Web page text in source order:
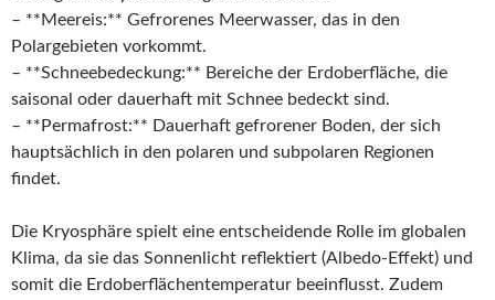
– **Meereis:** Gefrorenes Meerwasser, das in den
Polargebieten vorkommt.
– **Schneebedeckung:** Bereiche der Erdoberfläche, die
saisonal oder dauerhaft mit Schnee bedeckt sind.
– **Permafrost:** Dauerhaft gefrorener Boden, der sich
hauptsächlich in den polaren und subpolaren Regionen
findet.
Die Kryosphäre spielt eine entscheidende Rolle im globalen
Klima, da sie das Sonnenlicht reflektiert (Albedo-Effekt) und
somit die Erdoberflächentemperatur beeinflusst. Zudem